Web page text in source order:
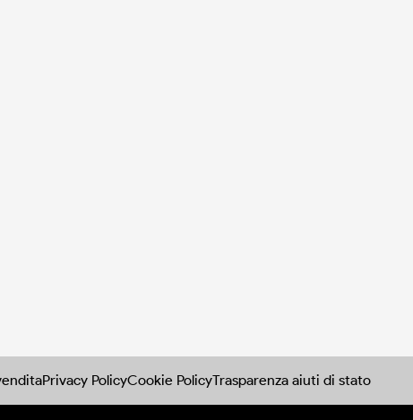
Privacy PolicyCookie PolicyTrasparenza aiuti di stato